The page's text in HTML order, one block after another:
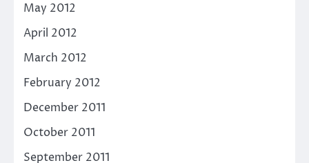
May 2012
April 2012
March 2012
February 2012
December 2011
October 2011
September 2011